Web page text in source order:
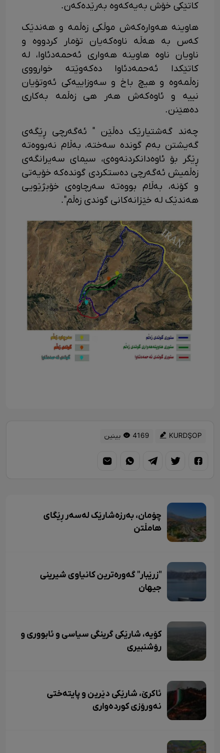
کاتێکی خۆش بەیەکەوە بەرێدەکەن.
هاوینە هەوارەکەش موڵکی زەڵمە و هەندێک
کەس بە هەڵە ناوەکەیان تۆمار کردووە و
ناویان ناوە هاوینە هەواری ئەحمەدئاوا، لە
کاتێکدا ئەحمەدئاوا دەکەوێتە خوارووی
زەڵمەوە و هیچ باخ و سەوزاییەکی ئەوتۆیان
نییە و ئاوەکەش هەر هی زەڵمە بەکاری
دەهێنن.
چەند گەشتیارێک دەڵێن " ئەگەرچی ڕێگەی
گەیشتن بەم گوندە سەختە، بەڵام نەبووەتە
ڕێگر بۆ ئاوەدانکردنەوەی، سیمای سەیرانگەی
زەڵمیش ئەگەرچی دەستکردی گوندەکە خۆیەتی
و کۆنە، بەڵام بووەتە سەرچاوەی خۆبژێویی
هەندێک لە خێزانەکانی گوندی زەڵم".
KURDŞOP 4169 بینین
چۆمان، بەرزەشارێک لەسەر ڕێگای
هامڵتن
"زرێبار" گەورەترین کانیاوی شیرینی
جیهان
کۆیە، شارێکی گرینگی سیاسی و ئابووری و
رۆشنبیری
ئاکرێ، شارێکی دێرین و پایتەختی
نەورۆزی کوردەواری